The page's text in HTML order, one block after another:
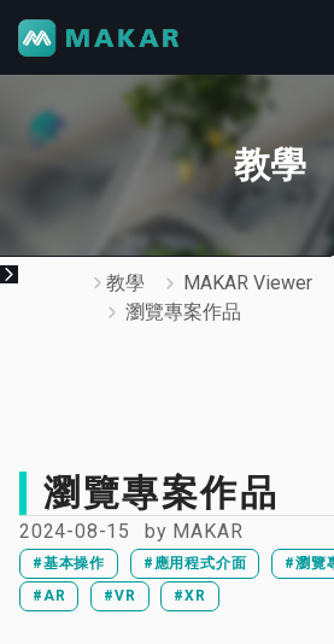
教學
教學
MAKAR Viewer
瀏覽專案作品
瀏覽專案作品
2024-08-15 by MAKAR
#基本操作 #應用程式介面 #瀏覽
#AR
#VR #XR